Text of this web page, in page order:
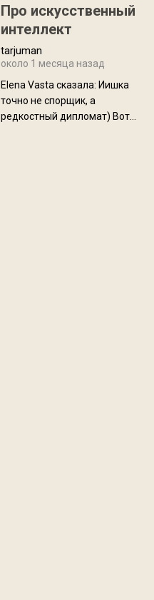
около 845 г. Палатка весит
менее
Про искусственный
интеллект
tarjuman
около 1 месяца назад
Elena Vasta сказалa: Иишка
точно не спорщик, а
редкостный дипломат) Вот,